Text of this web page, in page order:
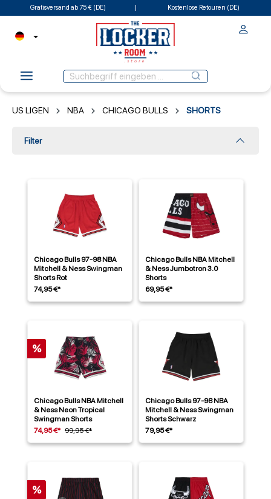
Gratisversand ab 75 € (DE) Kostenlose Retouren (DE)
US LIGEN NBA CHICAGO BULLS SHORTS
Filter
Chicago Bulls 97-98 NBA
Mitchell & Ness Swingman
Shorts Rot
74,95 €*
Chicago Bulls NBA Mitchell
& Ness Jumbotron 3.0
Shorts
69,95 €*
%
Chicago Bulls NBA Mitchell
& Ness Neon Tropical
Swingman Shorts
74,95 €* 99,95 €*
Chicago Bulls 97-98 NBA
Mitchell & Ness Swingman
Shorts Schwarz
79,95 €*
%